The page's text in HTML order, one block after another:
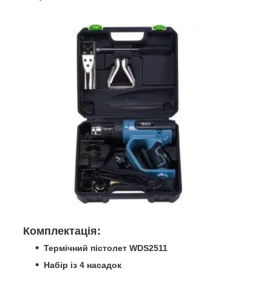
Комплектація:
Термічний пістолет WDS2511
Набір із 4 насадок